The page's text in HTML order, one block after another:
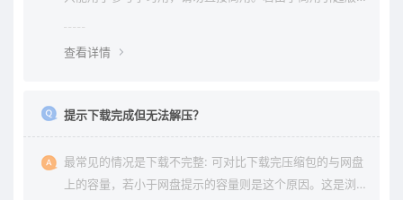
查看详情
提示下载完成但无法解压？
最常见的情况是下载不完整: 可对比下载完压缩包的与网盘
上的容量，若小于网盘提示的容量则是这个原因。这是浏